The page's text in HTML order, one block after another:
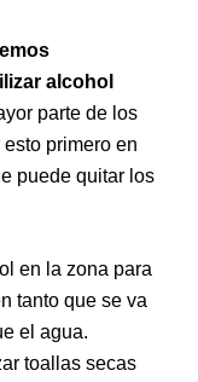
alcohol
parte de los
primero en
puede quitar los
en la zona para
tanto que se va
el agua.
toallas secas